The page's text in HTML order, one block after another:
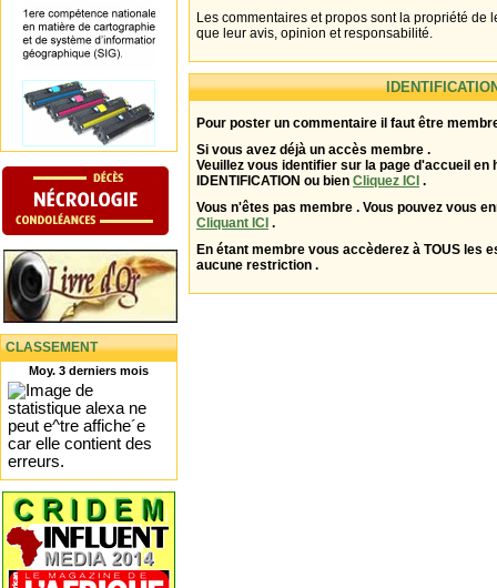
CLASSEMENT
Moy. 3 derniers mois
Les commentaires et propos sont la propriété de
que leur avis, opinion et responsabilité.
Pour poster un commentaire il faut être
Si vous avez déjà un accès membre .
Veuillez vous identifier sur la page d'accueil en
IDENTIFICATION ou bien Cliquez ICI .
Vous n'êtes pas membre . Vous pouvez vous
Cliquant ICI .
En étant membre vous accèderez à TOUS les
aucune restriction .